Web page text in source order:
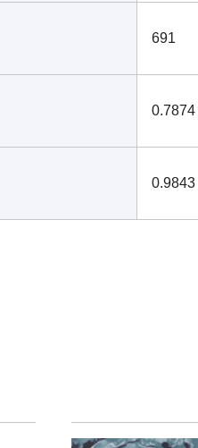
691
0.7874
0.9843